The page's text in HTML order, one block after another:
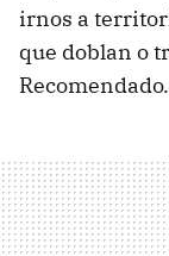
irnos a
que doblan o
Recomendado.